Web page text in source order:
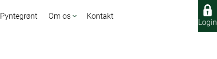
Om os Kontakt
Login
Login